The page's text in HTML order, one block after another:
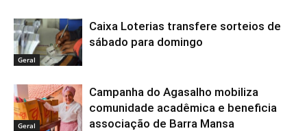
Geral
Caixa Loterias transfere sorteios de
sábado para domingo
Geral
Campanha do Agasalho mobiliza
comunidade acadêmica e beneficia
associação de Barra Mansa